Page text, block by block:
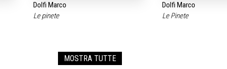
Dolfi Marco
Le pinete
Dolfi Marco
Le Pinete
MOSTRA TUTTE